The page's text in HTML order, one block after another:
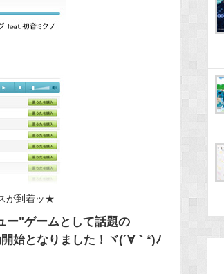
が到着ッ★
ー"ゲームとして話題の
始となりました！ヾ(´∀｀*)ﾉ